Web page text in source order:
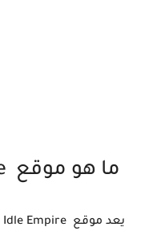
ما هو موقع Idle Empire